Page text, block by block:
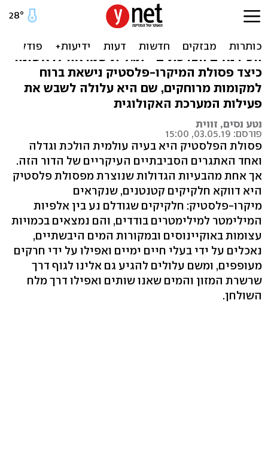
הרים של פלסטיק
חתיכות פלסטיק זעירות נמצאו על פסגות
הפירנאים הצרפתים - תגלית שמראה לראשונה
כיצד פסולת המיקרו-פלסטיק נישאת ברוח
למקומות מרוחקים, שם היא עלולה לשבש את
פעילות המערכת האקולוגית
נטע נסים, זווית
פורסם: 03.05.19, 15:00
פסולת הפלסטיק היא בעיה עולמית הולכת וגדלה
ואחד האתגרים הסביבתיים העיקריים של הדור הזה.
אך אחת מהבעיות הגדולות שנוצרת מפסולת פלסטיק
היא דווקא חלקיקים קטנטנים, שנקראים
מיקרו-פלסטיק: חלקיקים שגודלם נע בין אלפיות
המילימטר למילימטרים בודדים, והם נמצאים בכמויות
עצומות באוקיינוסים ובמקורות המים היבשתיים,
נאכלים על ידי בעלי חיים ימיים ואפילו על ידי חרקים
מעופפים, ומשם עלולים להגיע גם אלינו לגוף דרך
שרשרת המזון והמים שאנו שותים ואפילו דרך מלח
השולחן.